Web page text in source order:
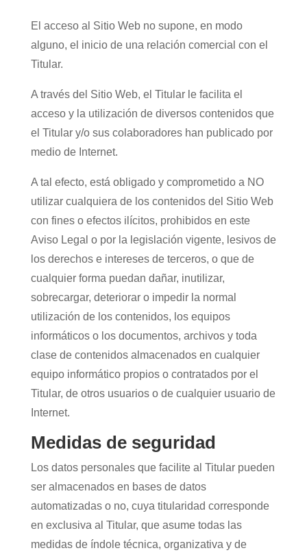
El acceso al Sitio Web no supone, en modo
alguno, el inicio de una relación comercial con el
Titular.
A través del Sitio Web, el Titular le facilita el
acceso y la utilización de diversos contenidos que
el Titular y/o sus colaboradores han publicado por
medio de Internet.
A tal efecto, está obligado y comprometido a NO
utilizar cualquiera de los contenidos del Sitio Web
con fines o efectos ilícitos, prohibidos en este
Aviso Legal o por la legislación vigente, lesivos de
los derechos e intereses de terceros, o que de
cualquier forma puedan dañar, inutilizar,
sobrecargar, deteriorar o impedir la normal
utilización de los contenidos, los equipos
informáticos o los documentos, archivos y toda
clase de contenidos almacenados en cualquier
equipo informático propios o contratados por el
Titular, de otros usuarios o de cualquier usuario de
Internet.
Medidas de seguridad
Los datos personales que facilite al Titular pueden
ser almacenados en bases de datos
automatizadas o no, cuya titularidad corresponde
en exclusiva al Titular, que asume todas las
medidas de índole técnica, organizativa y de